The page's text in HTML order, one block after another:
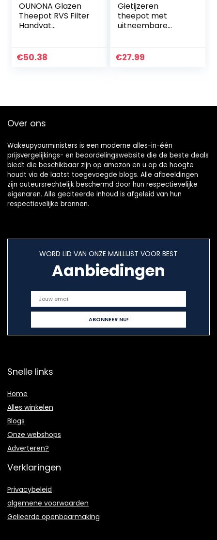
OUNONA Glazen
Theepot RVS Filter
Handvat
€50.38
Gietijzeren
theepot met
uitneembare
liter, blauw
€27.99
Over ons
Wakeupyourministers is een moderne alles-in-één
prijsvergelijkings- en beoordelingswebsite die de beste deals
biedt die beschikbaar zijn op amazon en u op de hoogte
houdt via de laatst toegevoegde blogs. Alle afbeeldingen
zijn auteursrechtelijk beschermd door hun respectievelijke
eigenaren. Alle geciteerde inhoud is afgeleid van hun
respectievelijke bronnen.
WORD LID VAN ONZE MAILLIJST VOOR BEST
Aanbiedingen
Snelle links
Home
Alles winkelen
Blogs
Onze webshops
Adverteren?
Verklaringen
Privacybeleid
algemene voorwaarden
Gelieerde openbaarmaking